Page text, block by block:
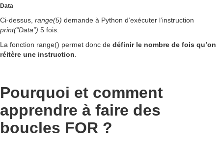
Data
Ci-dessus, range(5) demande à Python d’exécuter l’instruction
print(“Data”) 5 fois.
La fonction range() permet donc de définir le nombre de fois qu’on
réitère une instruction
Pourquoi et comment
apprendre à faire des
boucles FOR ?